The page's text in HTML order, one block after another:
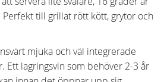
till grillat rött kött, grytor och
mjuka och väl integrerade
Ett lagringsvin som behöver 2-3 år